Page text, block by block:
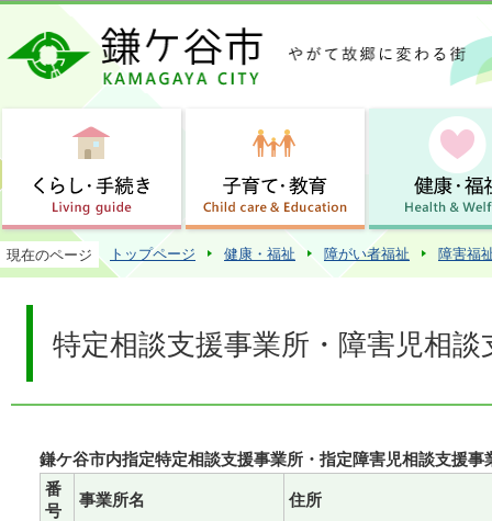
この
現在のページ トップページ 健康・福祉 障がい者福祉 障害福
特定相談支援事業所・障害児相談
鎌ケ谷市内指定特定相談支援事業所・指定障害児相談支援事
番
号
事業所名 住所